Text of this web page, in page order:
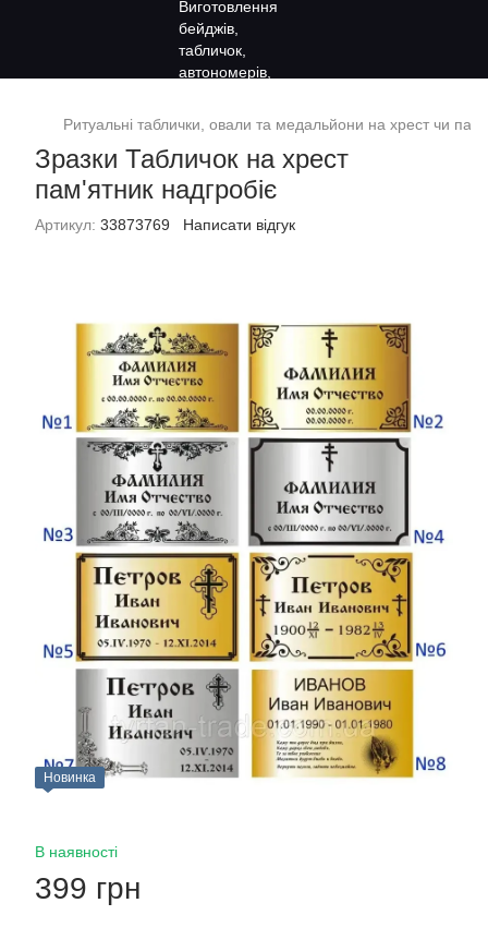
Ритуальні таблички, овали та медальйони на хрест чи
Зразки Табличок на хрест
пам'ятник надгробіє
Артикул: 33873769 Написати відгук
Новинка
В наявності
399 грн